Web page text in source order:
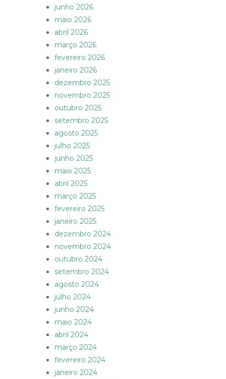
junho 2026
maio 2026
abril 2026
março 2026
fevereiro 2026
janeiro 2026
dezembro 2025
novembro 2025
outubro 2025
setembro 2025
agosto 2025
julho 2025
junho 2025
maio 2025
abril 2025
março 2025
fevereiro 2025
janeiro 2025
dezembro 2024
novembro 2024
outubro 2024
setembro 2024
agosto 2024
julho 2024
junho 2024
maio 2024
abril 2024
março 2024
fevereiro 2024
janeiro 2024